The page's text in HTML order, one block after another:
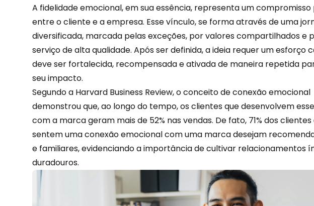
A fidelidade emocional, em sua essência, representa um
entre o cliente e a empresa. Esse vínculo, se forma através de uma
diversificada, marcada pelas exceções, por valores compartilhados e
serviço de alta qualidade. Após ser definida, a ideia requer um esforço
deve ser fortalecida, recompensadae ativada de maneira repetida
seu impacto.
Segundo a Harvard Business Review, o conceito de conexão emocional
demonstrou que, ao longo do tempo, os clientes que desenvolvem
com a marca geram mais de 52% nas vendas. De fato, 71% dos clientes
sentem uma conexão emocional com uma marca desejam
e familiares, evidenciando a importância de cultivar relacionamentos
duradouros.